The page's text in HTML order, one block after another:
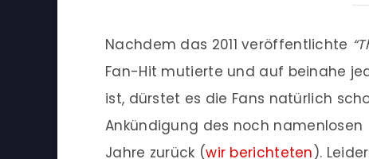
Nachdem das 2011 veröffentlichte
Fan-Hit mutierte und auf beinahe
ist, dürstet es die Fans natürlich
Ankündigung des noch namenlosen
Jahre zurück (wir berichteten).